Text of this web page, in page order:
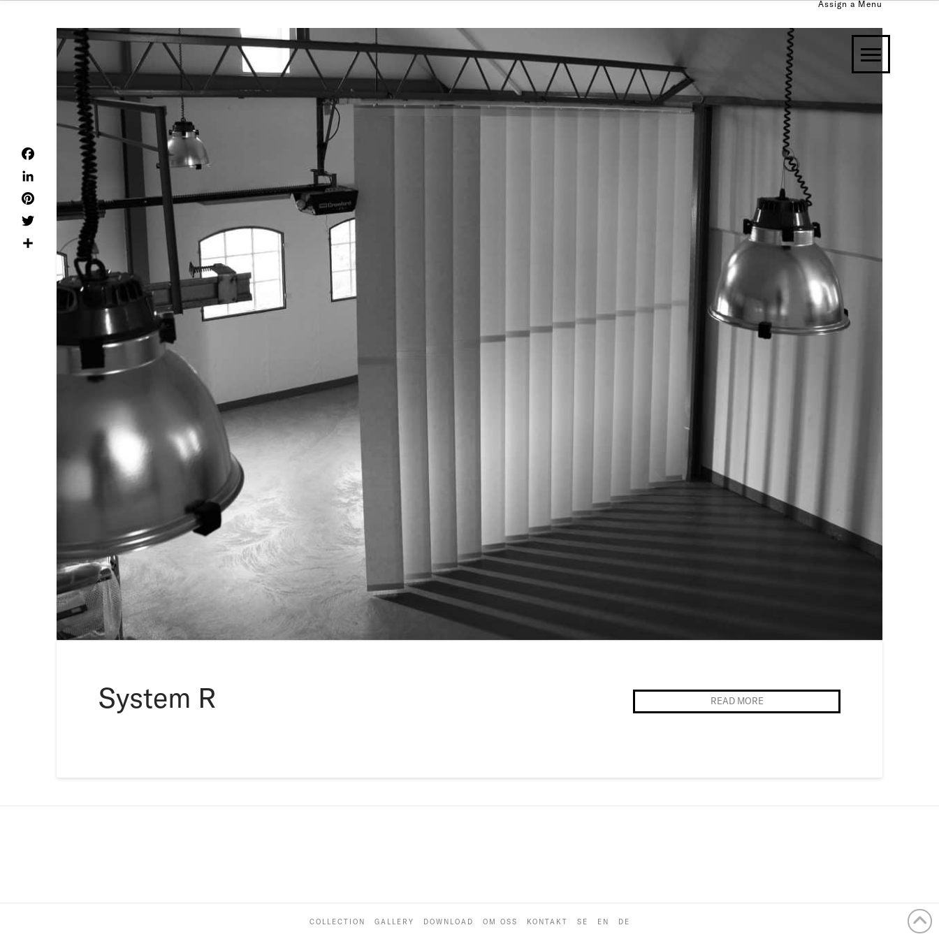
Assign a Menu
System R READ MORE
COLLECTION GALLERY DOWNLOAD OM OSS KONTAKT SE EN DE
Facebook
LinkedIn
Pinterest
Twitter